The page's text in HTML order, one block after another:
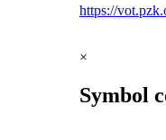
https://
×
Symbol